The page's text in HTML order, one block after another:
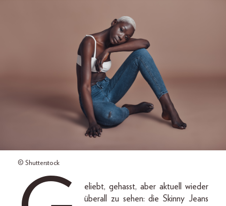
© Shutterstock
eliebt, gehasst, aber aktuell wieder
überall zu sehen: die Skinny Jeans